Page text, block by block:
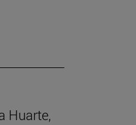
Huarte,